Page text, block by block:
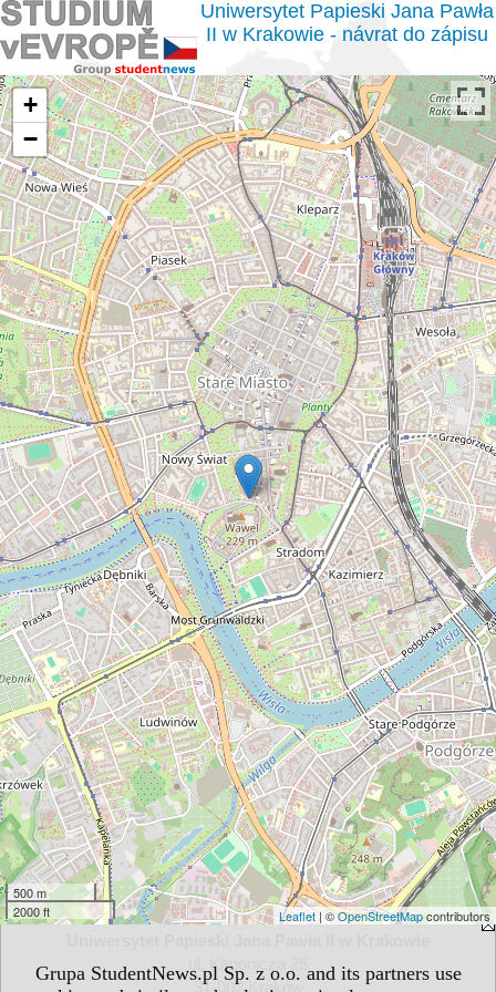
Grupa StudentNews.pl Sp. z o.o. and its partners use
Uniwersytet Papieski Jana Pawła
II w Krakowie - návrat do zápisu
+
−
500 m
2000 ft
Leaflet| ©OpenStreetMapcontributors
ul. Kanonicza 25
31-002 Kraków